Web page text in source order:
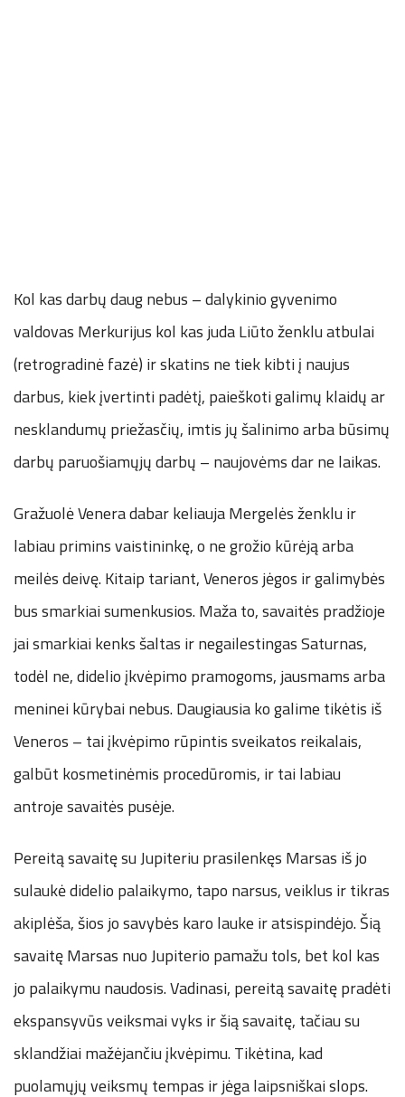
Kol kas darbų daug nebus – dalykinio gyvenimo
valdovas Merkurijus kol kas juda Liūto ženklu atbulai
(retrogradinė fazė) ir skatins ne tiek kibti į naujus
darbus, kiek įvertinti padėtį, paieškoti galimų klaidų ar
nesklandumų priežasčių, imtis jų šalinimo arba būsimų
darbų paruošiamųjų darbų – naujovėms dar ne laikas.
Gražuolė Venera dabar keliauja Mergelės ženklu ir
labiau primins vaistininkę, o ne grožio kūrėją arba
meilės deivę. Kitaip tariant, Veneros jėgos ir galimybės
bus smarkiai sumenkusios. Maža to, savaitės pradžioje
jai smarkiai kenks šaltas ir negailestingas Saturnas,
todėl ne, didelio įkvėpimo pramogoms, jausmams arba
meninei kūrybai nebus. Daugiausia ko galime tikėtis iš
Veneros – tai įkvėpimo rūpintis sveikatos reikalais,
galbūt kosmetinėmis procedūromis, ir tai labiau
antroje savaitės pusėje.
Pereitą savaitę su Jupiteriu prasilenkęs Marsas iš jo
sulaukė didelio palaikymo, tapo narsus, veiklus ir tikras
akiplėša, šios jo savybės karo lauke ir atsispindėjo. Šią
savaitę Marsas nuo Jupiterio pamažu tols, bet kol kas
jo palaikymu naudosis. Vadinasi, pereitą savaitę pradėti
ekspansyvūs veiksmai vyks ir šią savaitę, tačiau su
sklandžiai mažėjančiu įkvėpimu. Tikėtina, kad
puolamųjų veiksmų tempas ir jėga laipsniškai slops.